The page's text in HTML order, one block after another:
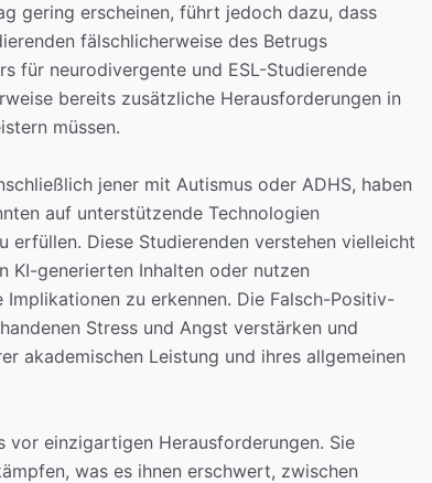
gering erscheinen, führt jedoch dazu, dass
fälschlicherweise des Betrugs
für neurodivergente und ESL-Studierende
bereits zusätzliche Herausforderungen in
müssen.
jener mit Autismus oder ADHS, haben
auf unterstützende Technologien
erfüllen. Diese Studierenden verstehen vielleicht
KI-generierten Inhalten oder nutzen
zu erkennen. Die Falsch-Positiv-
Stress und Angst verstärken und
akademischen Leistung und ihres allgemeinen
vor einzigartigen Herausforderungen. Sie
was es ihnen erschwert, zwischen